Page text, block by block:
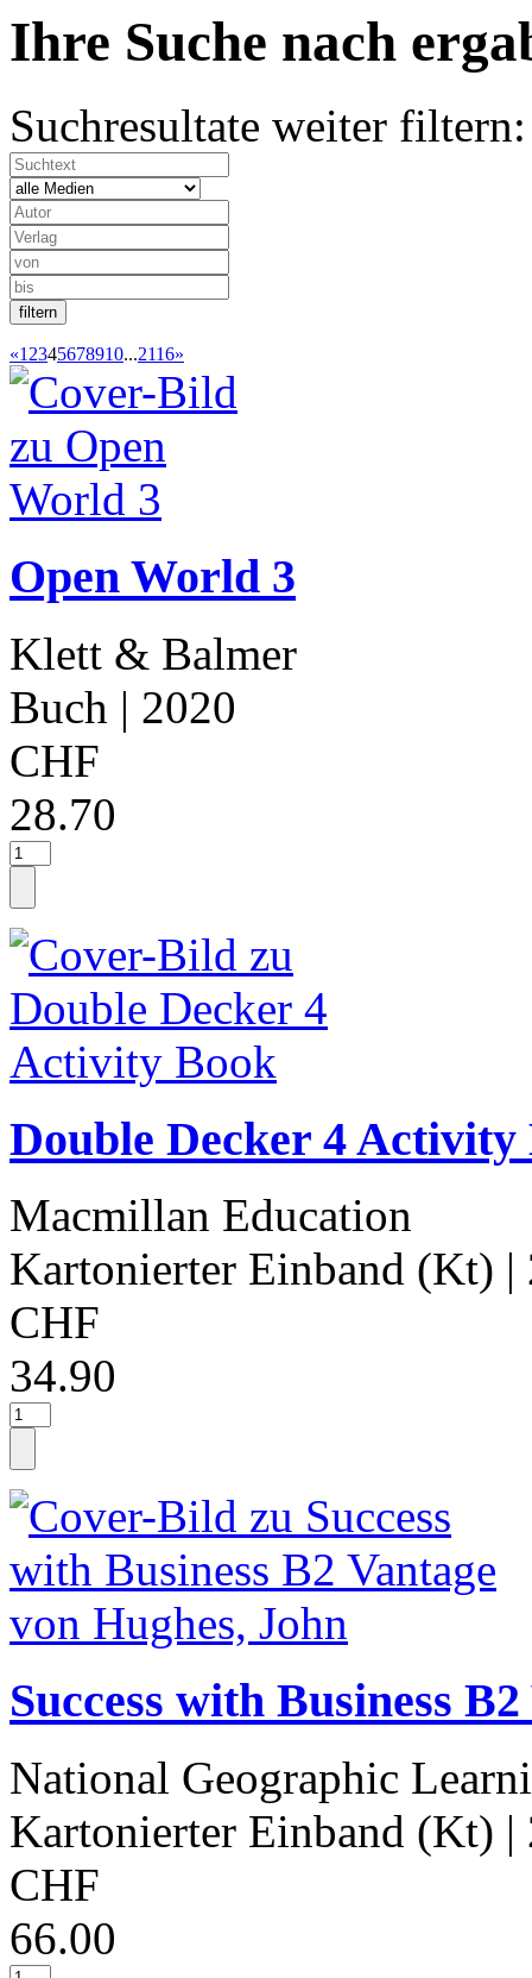
Ihre Suche nach
Suchresultate weiter filtern:
«12345678910...2116»
Open World 3
Klett & Balmer
Buch | 2020
CHF
28.70
Double Decker 4 Activity
Macmillan Education
Kartonierter Einband (Kt) |
CHF
34.90
Success with Business
National Geographic
Kartonierter Einband (Kt) |
CHF
66.00